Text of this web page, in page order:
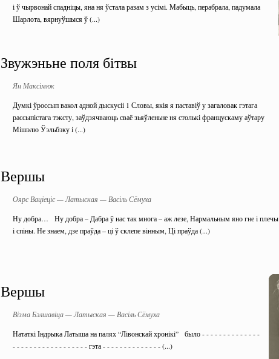
і ў чырвонай спадніцы, яна ня ўстала разам з усімі. Мабыць, перабрала, падумала
Шарлота, вярнуўшыся ў (...)
Звужэньне поля бітвы
Ян Максімюк
Думкі ўроссып вакол адной дыскусіі 1 Словы, якія я паставіў у загаловак гэтага
рассыпістага тэксту, заўдзячваюць сваё зьяўленьне ня столькі францускаму аўтару
Мішэлю Ўэльбэку і (...)
Вершы
Оярс Ваціеціс — Латыская — Васіль Сёмуха
Ну добра… Ну добра – Дабра ў нас так многа – аж лезе, Нармальным яно гне і плечы
і спіны. Не знаем, дзе праўда – ці ў склепе вінным, Ці праўда (...)
Вершы
Візма Бэлшавіца — Латыская — Васіль Сёмуха
Нататкі Індрыка Латыша на палях “Лівонскай хронікі” было - - - - - - - - - - - - - -
- - - - - - - - - - - - - - - - - - гэта - - - - - - - - - - - - - - (...)